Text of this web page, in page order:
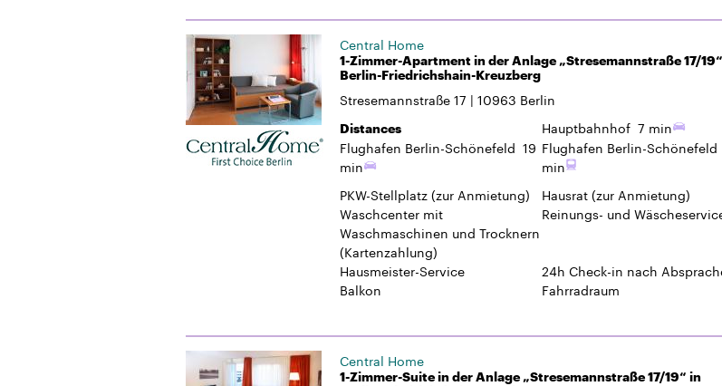
min
min
PKW-Stellplatz
Waschcenter mit
Waschmaschinen und Trocknern
(Kartenzahlung)
Reinungs- und Wäscheservice
Hausmeister-Service 24h Check-innach Absprache
Balkon
Fahrradraum
Central Home
1-Zimmer-Suite in der Anlage „Stresemannstraße 17/19“ in
Berlin-Friedrichshain-Kreuzberg
Stresemannstraße 17 Berlin
Distances Hauptbahnhof
min
min
PKW-Stellplatz